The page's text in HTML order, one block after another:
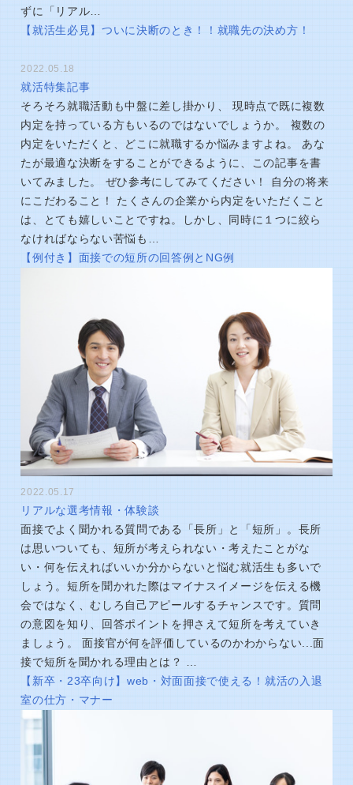
ずに「リアル…
【就活生必見】ついに決断のとき！！就職先の決め方！
2022.05.18
就活特集記事
そろそろ就職活動も中盤に差し掛かり、 現時点で既に複数
内定を持っている方もいるのではないでしょうか。 複数の
内定をいただくと、どこに就職するか悩みますよね。 あな
たが最適な決断をすることができるように、この記事を書
いてみました。 ぜひ参考にしてみてください！ 自分の将来
にこだわること！ たくさんの企業から内定をいただくこと
は、とても嬉しいことですね。しかし、同時に１つに絞ら
なければならない苦悩も…
【例付き】面接での短所の回答例とNG例
2022.05.17
リアルな選考情報・体験談
面接でよく聞かれる質問である「長所」と「短所」。長所
は思いついても、短所が考えられない・考えたことがな
い・何を伝えればいいか分からないと悩む就活生も多いで
しょう。短所を聞かれた際はマイナスイメージを伝える機
会ではなく、むしろ自己アピールするチャンスです。質問
の意図を知り、回答ポイントを押さえて短所を考えていき
ましょう。 面接官が何を評価しているのかわからない...面
接で短所を聞かれる理由とは？ …
【新卒・23卒向け】web・対面面接で使える！就活の入退
室の仕方・マナー